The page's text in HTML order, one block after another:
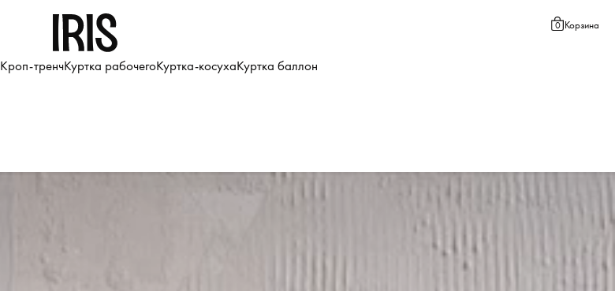
Кроп-тренчКуртка рабочегоКуртка-косухаКуртка баллон
0 Корзина